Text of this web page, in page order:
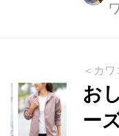
ブラ
ムを
ス！
典や
あり
＜カ
お
ー